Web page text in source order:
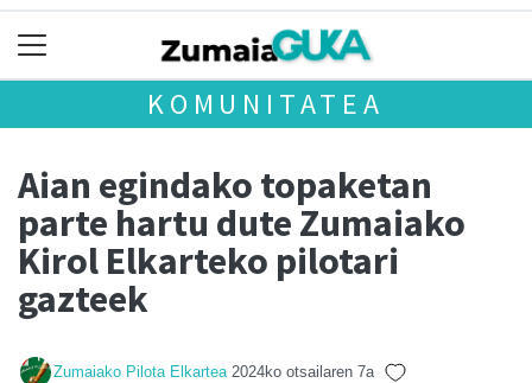
KOMUNITATEA
Aian egindako topaketan
parte hartu dute Zumaiako
Kirol Elkarteko pilotari
gazteek
Zumaiako Pilota Elkartea 2024ko otsailaren 7a